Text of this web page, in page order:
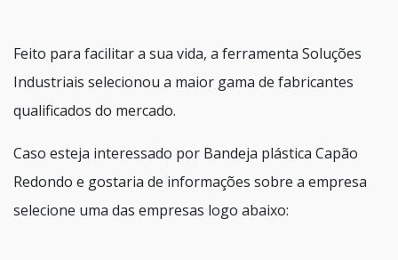
Feito para facilitar a sua vida, a ferramenta Soluções
Industriais selecionou a maior gama de fabricantes
qualificados do mercado.
Caso esteja interessado por Bandeja plástica Capão
Redondo e gostaria de informações sobre a empresa
selecione uma das empresas logo abaixo: